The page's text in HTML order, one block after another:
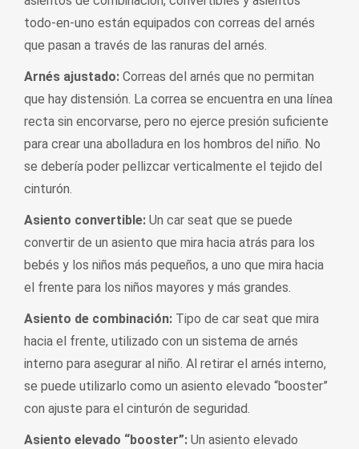
todo-en-uno están equipados con correas del arnés
que pasan a través de las ranuras del arnés.
Arnés ajustado: Correas del arnés que no permitan
que hay distensión. La correa se encuentra en una línea
recta sin encorvarse, pero no ejerce presión suficiente
para crear una abolladura en los hombros del niño. No
se debería poder pellizcar verticalmente el tejido del
cinturón.
Asiento convertible: Un car seat que se puede
convertir de un asiento que mira hacia atrás para los
bebés y los niños más pequeños, a uno que mira hacia
el frente para los niños mayores y más grandes.
Asiento de combinación: Tipo de car seat que mira
hacia el frente, utilizado con un sistema de arnés
interno para asegurar al niño. Al retirar el arnés interno,
se puede utilizarlo como un asiento elevado “booster”
con ajuste para el cinturón de seguridad.
Asiento elevado “booster”: Un asiento elevado